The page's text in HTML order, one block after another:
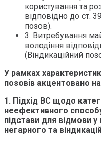
користування та
відповідно до ст.
позов).
3. Витребування
володіння
(Віндикаційний
У рамках
позовів акцентовано
1. Підхід ВС щодо
неефективного
підстави для відмови у
негарного та